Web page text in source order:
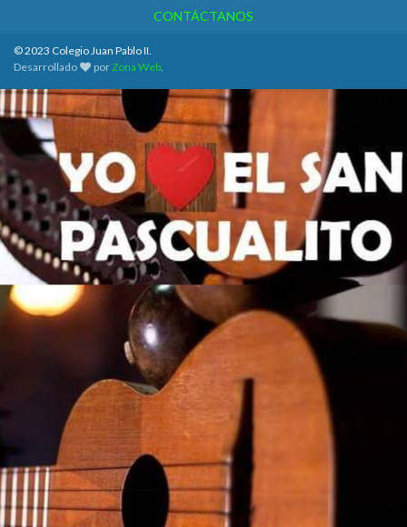
CONTÁCTANOS
© 2023 Colegio Juan Pablo II.
Desarrollado
por Zona Web